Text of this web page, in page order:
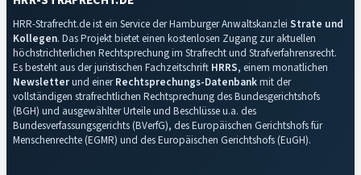
HRR-Strafrecht.de ist ein Service der Hamburger Anwaltskanzlei Strate und
Kollegen. Das Projekt bietet einen kostenlosen Zugang zur aktuellen
höchstrichterlichen Rechtsprechung im Strafrecht und Strafverfahrensrecht.
Es besteht aus der juristischen Fachzeitschrift HRRS, einem monatlichen
Newsletterund einerRechtsprechungs-Datenbankmit der
vollständigen strafrechtlichen Rechtsprechung des Bundesgerichtshofs
(BGH) und ausgewählter Urteile und Beschlüsse u.a. des
Bundesverfassungsgerichts (BVerfG), des Europäischen Gerichtshofs für
Menschenrechte (EGMR) und des Europäischen Gerichtshofs (EuGH).